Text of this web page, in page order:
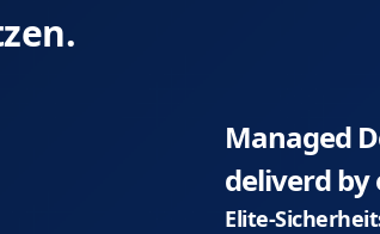
Managed
deliverd
Elite-